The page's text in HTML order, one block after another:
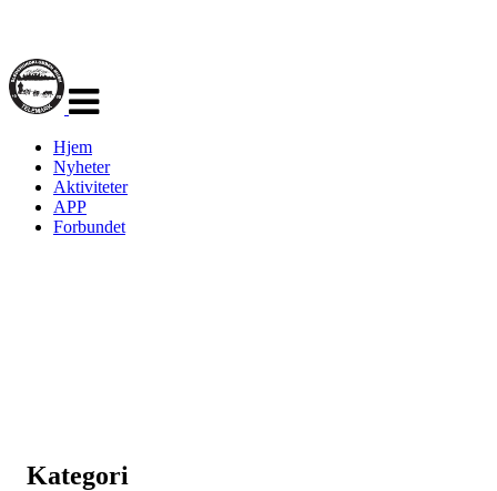
navigasjon
Hjem
Nyheter
Aktiviteter
APP
Forbundet
Kategori